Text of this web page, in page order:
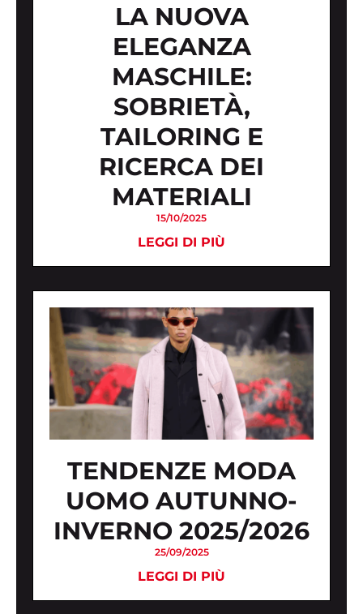
LA NUOVA
ELEGANZA
MASCHILE:
SOBRIETÀ,
TAILORING E
RICERCA DEI
MATERIALI
15/10/2025
LEGGI DI PIÙ
TENDENZE MODA
UOMO AUTUNNO-
INVERNO 2025/2026
25/09/2025
LEGGI DI PIÙ